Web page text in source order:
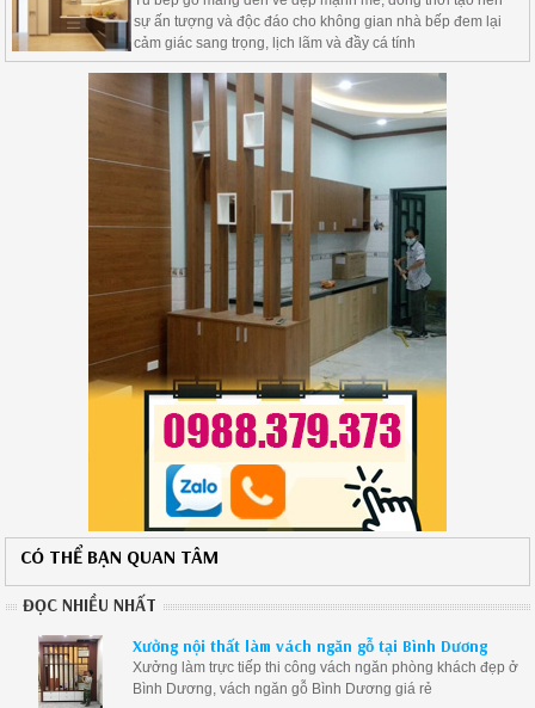
sự ấn tượng và độc đáo cho không gian nhà bếp đem lại
cảm giác sang trọng, lịch lãm và đầy cá tính
CÓ THỂ BẠN QUAN TÂM
ĐỌC NHIỀU NHẤT
Xưởng nội thất làm vách ngăn gỗ tại Bình Dương
Xưởng làm trực tiếp thi công vách ngăn phòng khách đẹp ở
Bình Dương, vách ngăn gỗ Bình Dương giá rẻ